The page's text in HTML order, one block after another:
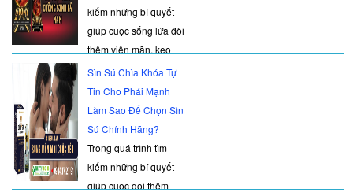
kiếm những bí quyết
giúp cuộc sống lứa đôi
thêm viên mãn, kẹo
ngậm Stony đã trở
thành một cái tên quen
thuộc với nhiều quý
ông. Được biết đến
như một "trợ thủ" đắc
lực giúp kéo
Sìn Sú Chìa Khóa Tự
Tin Cho Phái Mạnh
Làm Sao Để Chọn Sìn
Sú Chính Hãng?
Trong quá trình tìm
kiếm những bí quyết
giúp cuộc gọi thêm